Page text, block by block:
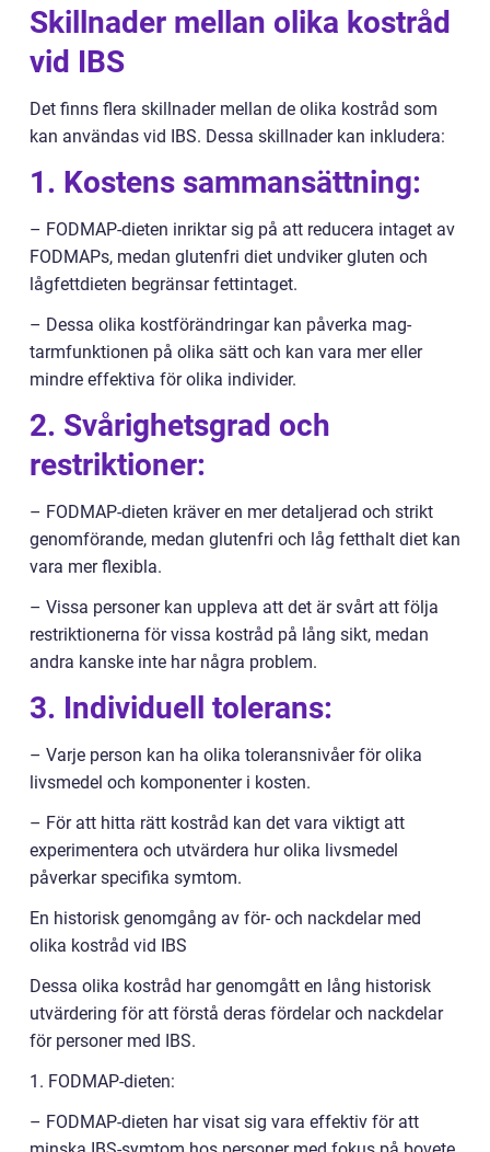
Skillnader mellan olika kostråd
vid IBS
Det finns flera skillnader mellan de olika kostråd som
kan användas vid IBS. Dessa skillnader kan inkludera:
1. Kostens sammansättning:
– FODMAP-dieten inriktar sig på att reducera intaget av
FODMAPs, medan glutenfri diet undviker gluten och
lågfettdieten begränsar fettintaget.
– Dessa olika kostförändringar kan påverka mag-
tarmfunktionen på olika sätt och kan vara mer eller
mindre effektiva för olika individer.
2. Svårighetsgrad och
restriktioner:
– FODMAP-dieten kräver en mer detaljerad och strikt
genomförande, medan glutenfri och låg fetthalt diet kan
vara mer flexibla.
– Vissa personer kan uppleva att det är svårt att följa
restriktionerna för vissa kostråd på lång sikt, medan
andra kanske inte har några problem.
3. Individuell tolerans:
– Varje person kan ha olika toleransnivåer för olika
livsmedel och komponenter i kosten.
– För att hitta rätt kostråd kan det vara viktigt att
experimentera och utvärdera hur olika livsmedel
påverkar specifika symtom.
En historisk genomgång av för- och nackdelar med
olika kostråd vid IBS
Dessa olika kostråd har genomgått en lång historisk
utvärdering för att förstå deras fördelar och nackdelar
för personer med IBS.
1. FODMAP-dieten:
– FODMAP-dieten har visat sig vara effektiv för att